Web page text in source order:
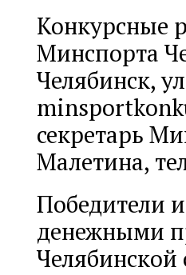
Конкурсные
Минспорта
Челябинск,
секретарь
Малетина,
Победители
денежными
Челябинской